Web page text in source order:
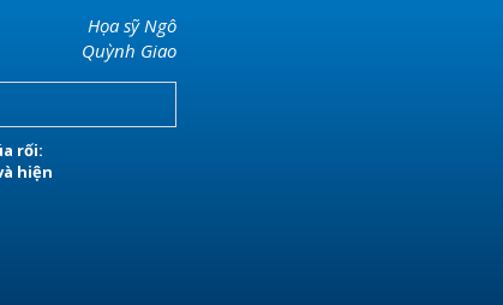
Họa sỹ Ngô
Quỳnh Giao
rối:
hiện